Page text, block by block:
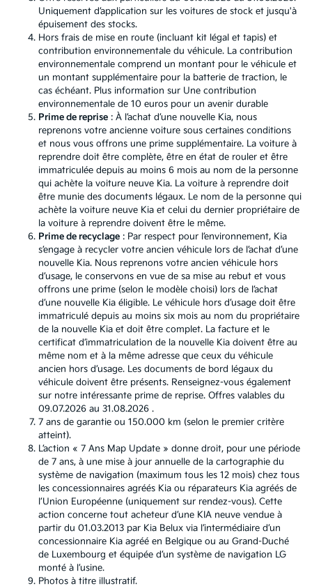
Uniquement d’application sur les voitures de stock et jusqu'à
épuisement des stocks.
Hors frais de mise en route (incluant kit légal et tapis) et
contribution environnementale du véhicule. La contribution
environnementale comprend un montant pour le véhicule et
un montant supplémentaire pour la batterie de traction, le
cas échéant. Plus information sur Une contribution
environnementale de 10 euros pour un avenir durable
Prime de reprise : À l’achat d’une nouvelle Kia, nous
reprenons votre ancienne voiture sous certaines conditions
et nous vous offrons une prime supplémentaire. La voiture à
reprendre doit être complète, être en état de rouler et être
immatriculée depuis au moins 6 mois au nom de la personne
qui achète la voiture neuve Kia. La voiture à reprendre doit
être munie des documents légaux. Le nom de la personne qui
achète la voiture neuve Kia et celui du dernier propriétaire de
la voiture à reprendre doivent être le même.
Prime de recyclage : Par respect pour l’environnement, Kia
s’engage à recycler votre ancien véhicule lors de l’achat d’une
nouvelle Kia. Nous reprenons votre ancien véhicule hors
d’usage, le conservons en vue de sa mise au rebut et vous
offrons une prime (selon le modèle choisi) lors de l’achat
d’une nouvelle Kia éligible. Le véhicule hors d’usage doit être
immatriculé depuis au moins six mois au nom du propriétaire
de la nouvelle Kia et doit être complet. La facture et le
certificat d’immatriculation de la nouvelle Kia doivent être au
même nom et à la même adresse que ceux du véhicule
ancien hors d’usage. Les documents de bord légaux du
véhicule doivent être présents. Renseignez-vous également
sur notre intéressante prime de reprise. Offres valables du
09.07.2026 au 31.08.2026 .
7 ans de garantie ou 150.000 km (selon le premier critère
atteint).
L’action « 7 Ans Map Update » donne droit, pour une période
de 7 ans, à une mise à jour annuelle de la cartographie du
système de navigation (maximum tous les 12 mois) chez tous
les concessionnaires agréés Kia ou réparateurs Kia agréés de
l’Union Européenne (uniquement sur rendez-vous). Cette
action concerne tout acheteur d’une KIA neuve vendue à
partir du 01.03.2013 par Kia Belux via l’intermédiaire d’un
concessionnaire Kia agréé en Belgique ou au Grand-Duché
de Luxembourg et équipée d’un système de navigation LG
monté à l’usine.
Photos à titre illustratif.